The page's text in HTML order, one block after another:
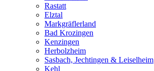
Rastatt
Elztal
Markgräflerland
Bad Krozingen
Kenzingen
Herbolzheim
Sasbach, Jechtingen & Leiselheim
Kehl